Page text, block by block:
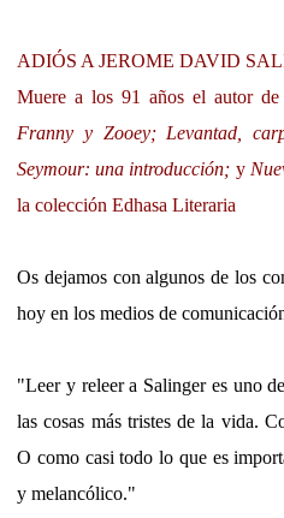
ADIÓS A JEROME DAVID
Muere a los 91 años el autor de
Franny y Zooey; Levantad,
Seymour: una introducción; y
la colección Edhasa Literaria
Os dejamos con algunos de los
hoy en los medios de
"Leer y releer a Salinger es uno
las cosas más tristes de la vida.
O como casi todo lo que es
y melancólico."